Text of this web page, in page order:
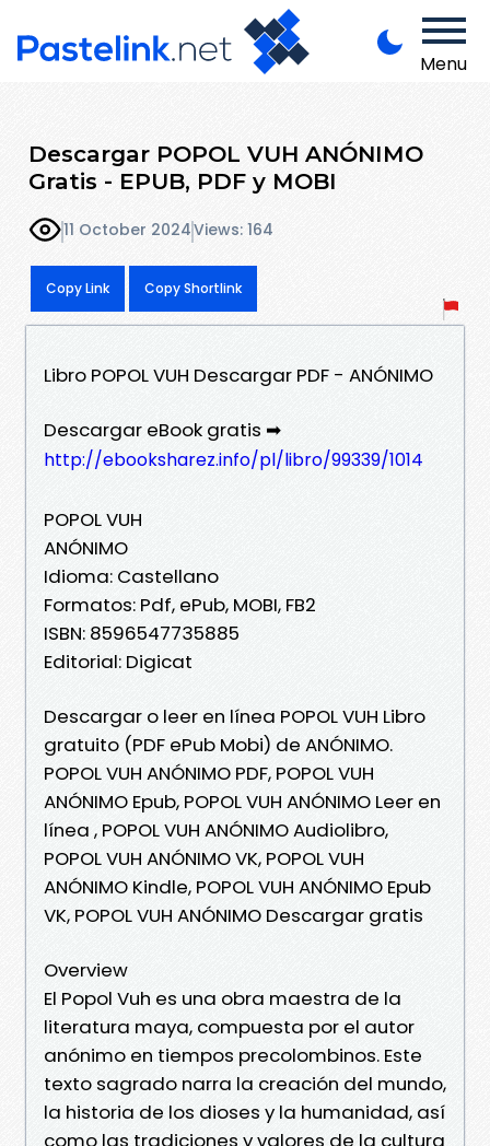
Menu
Descargar POPOL VUH ANÓNIMO
Gratis - EPUB, PDF y MOBI
11 October 2024Views: 164
Copy Link Copy Shortlink
Libro POPOL VUH Descargar PDF - ANÓNIMO
Descargar eBook gratis ➡
http://ebooksharez.info/pl/libro/99339/1014
POPOL VUH
ANÓNIMO
Idioma: Castellano
Formatos: Pdf, ePub, MOBI, FB2
ISBN: 8596547735885
Editorial: Digicat
Descargar o leer en línea POPOL VUH Libro
gratuito (PDF ePub Mobi) de ANÓNIMO.
POPOL VUH ANÓNIMO PDF, POPOL VUH
ANÓNIMO Epub, POPOL VUH ANÓNIMO Leer en
línea , POPOL VUH ANÓNIMO Audiolibro,
POPOL VUH ANÓNIMO VK, POPOL VUH
ANÓNIMO Kindle, POPOL VUH ANÓNIMO Epub
VK, POPOL VUH ANÓNIMO Descargar gratis
Overview
El Popol Vuh es una obra maestra de la
literatura maya, compuesta por el autor
anónimo en tiempos precolombinos. Este
texto sagrado narra la creación del mundo,
la historia de los dioses y la humanidad, así
como las tradiciones y valores de la cultura